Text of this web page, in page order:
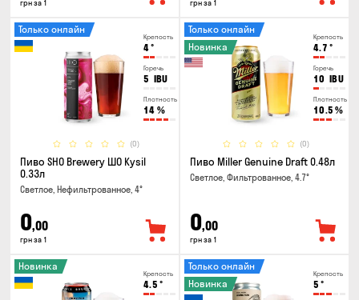
грн за 1 грн за 1
Крепость
4°
Горечь
5 IBU
Плотность
14 %
(0)
Только онлайн
Пиво SHO Brewery ШО Kysil
0.33л
Светлое, Нефильтрованное, 4°
0,00
грн за 1
Крепость
4.7 °
Горечь
10 IBU
Плотность
10.5 %
(0)
Только онлайн
Новинка
Пиво Miller Genuine Draft 0.48л
Светлое, Фильтрованное, 4.7°
0,00
грн за 1
Крепость
4.5 °
Новинка
Крепость
5 °
Только онлайн
Новинка